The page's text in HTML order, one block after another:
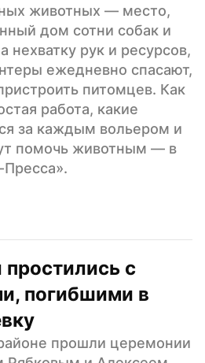
животных — место,
дом сотни собак и
нехватку рук и ресурсов,
ежедневно спасают,
питомцев. Как
работа, какие
за каждым вольером и
помочь животным — в
с
погибшими в
прошли церемонии